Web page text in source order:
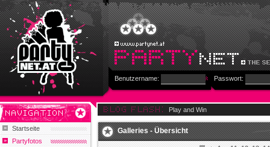
Benutzername: Passwort:
Startseite
Partyfotos
Play and Win
Galleries - Übersicht